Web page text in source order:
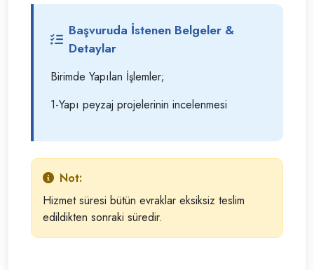
Başvuruda İstenen Belgeler &
Detaylar
Birimde Yapılan İşlemler;
1-Yapı peyzaj projelerinin incelenmesi
Not:
Hizmet süresi bütün evraklar eksiksiz teslim
edildikten sonraki süredir.